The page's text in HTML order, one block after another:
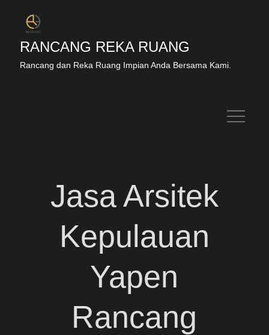
RANCANG REKA RUANG
Rancang dan Reka Ruang Impian Anda Bersama Kami.
Jasa Arsitek
Kepulauan
Yapen
Rancang